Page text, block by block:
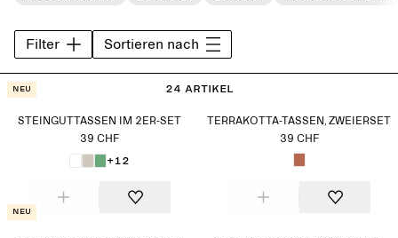
Filter Sortieren nach
24 Artikel
Neu
STEINGUTTASSEN IM 2ER-SET
39 CHF
+12
TERRAKOTTA-TASSEN, ZWEIERSET
39 CHF
Neu